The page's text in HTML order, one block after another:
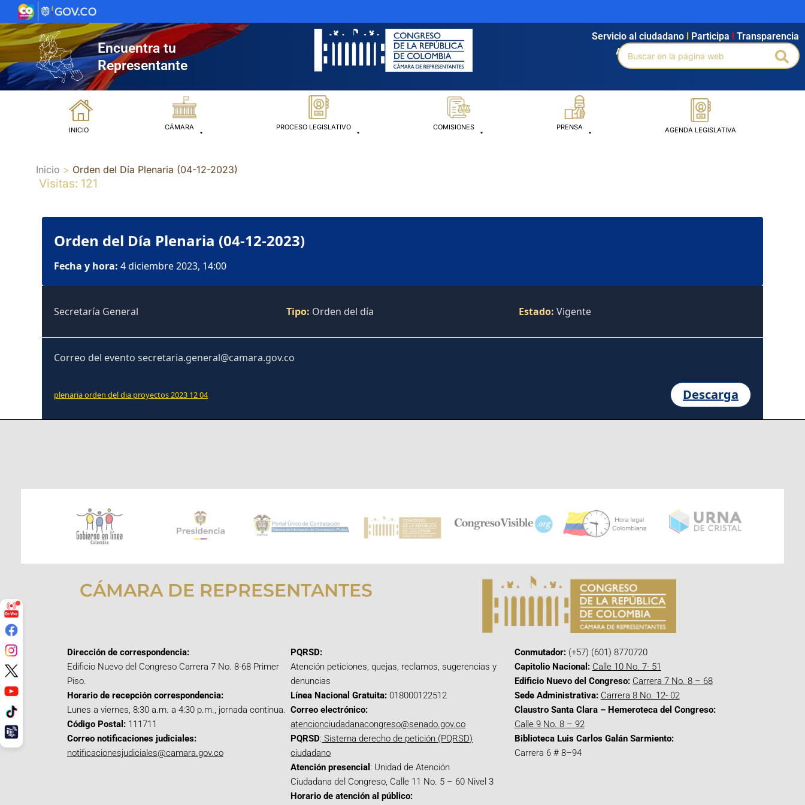
al
contenido
Encuentra tu
Representante
Agendamiento Intranet Búsqueda avanzada
Servicio al ciudadano Participa Transparencia
Buscar
por:
INICIO CÁMARA PROCESO LEGISLATIVO COMISIONES PRENSA AGENDA LEGISLATIVA
Inicio Orden del Día Plenaria (04-12-2023)
Visitas: 121
Orden del Día Plenaria (04-12-2023)
Fecha y hora: 4 diciembre 2023, 14:00
Secretaría General Tipo: Orden del día Estado: Vigente
Correo del evento secretaria.general@camara.gov.co
plenaria orden del dia proyectos 2023 12 04 Descarga
CÁMARA DE REPRESENTANTES
Dirección de correspondencia:
Edificio Nuevo del Congreso Carrera 7 No. 8-68 Primer
Piso.
Horario de recepción correspondencia:
Lunes a viernes, 8:30 a.m. a 4:30 p.m., jornada continua.
Código Postal: 111711
Correo notificaciones judiciales:
notificacionesjudiciales@camara.gov.co
PQRSD:
Atención peticiones, quejas, reclamos, sugerencias y
denuncias
Línea Nacional Gratuita: 018000122512
Correo electrónico:
atencionciudadanacongreso@senado.gov.co
PQRSD: Sistema derecho de petición (PQRSD)
ciudadano
Atención presencial : Unidad de Atención
Ciudadana del Congreso, Calle 11 No. 5 – 60 Nivel 3
Horario de atención al público:
Conmutador:(+57) (601) 8770720
Capitolio Nacional: Calle 10 No. 7- 51
Edificio Nuevo del Congreso: Carrera 7 No. 8 – 68
Sede Administrativa: Carrera 8 No. 12- 02
Claustro Santa Clara – Hemeroteca del Congreso:
Calle 9 No. 8 – 92
Biblioteca Luis Carlos Galán Sarmiento:
Carrera 6 # 8–94